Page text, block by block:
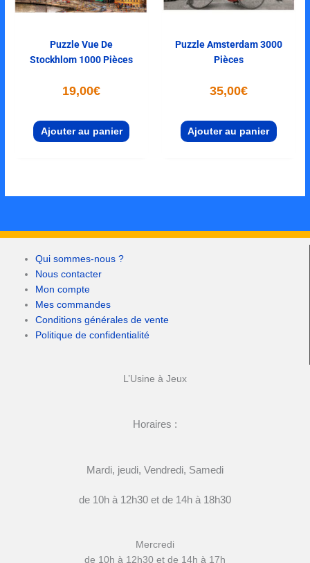
Puzzle Vue De
Stockhlom 1000 Pièces
19,00€
Ajouter au panier
Puzzle Amsterdam 3000
Pièces
35,00€
Ajouter au panier
Qui sommes-nous ?
Nous contacter
Mon compte
Mes commandes
Conditions générales de vente
Politique de confidentialité
L’Usine à Jeux
Horaires :
Mardi, jeudi, Vendredi, Samedi
de 10h à 12h30 et de 14h à 18h30
Mercredi
de 10h à 12h30 et de 14h à 17h